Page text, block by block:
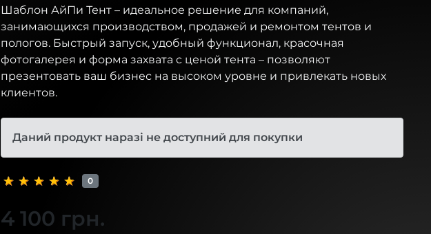
Шаблон АйПи Тент – идеальное решение для компаний,
занимающихся производством, продажей и ремонтом тентов и
пологов. Быстрый запуск, удобный функционал, красочная
фотогалерея и форма захвата с ценой тента – позволяют
презентовать ваш бизнес на высоком уровне и привлекать новых
клиентов.
Даний продукт наразі не доступний для покупки
0
4 100 грн.